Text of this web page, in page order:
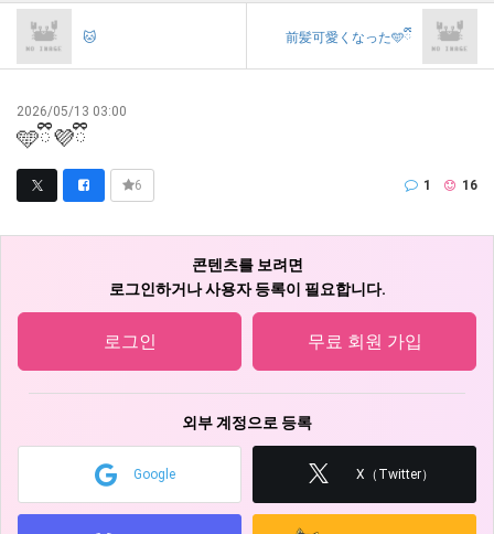
🐱 前髪可愛くなった🩵ྀི
2026/05/13 03:00
🩵ྀི💜ྀི
6 1 16
콘텐츠를 보려면
로그인하거나 사용자 등록이 필요합니다.
로그인 무료 회원 가입
외부 계정으로 등록
Google X（Twitter）